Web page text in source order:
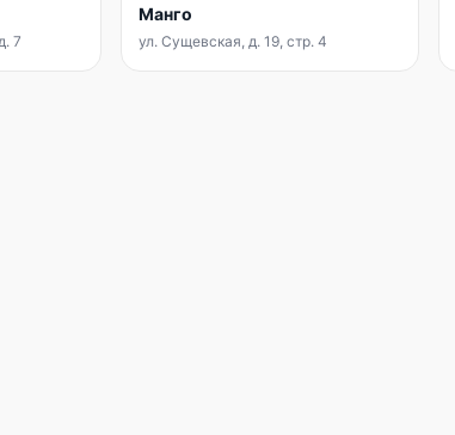
7
Манго
ул. Сущевская, д. 19, стр. 4